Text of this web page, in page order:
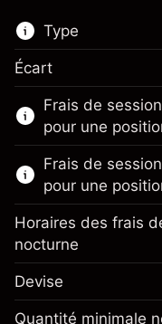
Type
Ce marché
trading de CFD.
En savoir plus
CFD
Écart
Frais de
pour une
Marge. Votre
Frais de
pour une
Horaires des frais
nocturne
Devise
Quantité minimale